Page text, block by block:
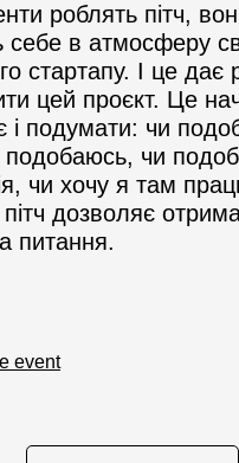
роблять пітч,
себе в атмосферу
стартапу. І це дає
цей проєкт. Це
і подумати: чи
подобаюсь, чи
чи хочу я там
дозволяє
питання.
event